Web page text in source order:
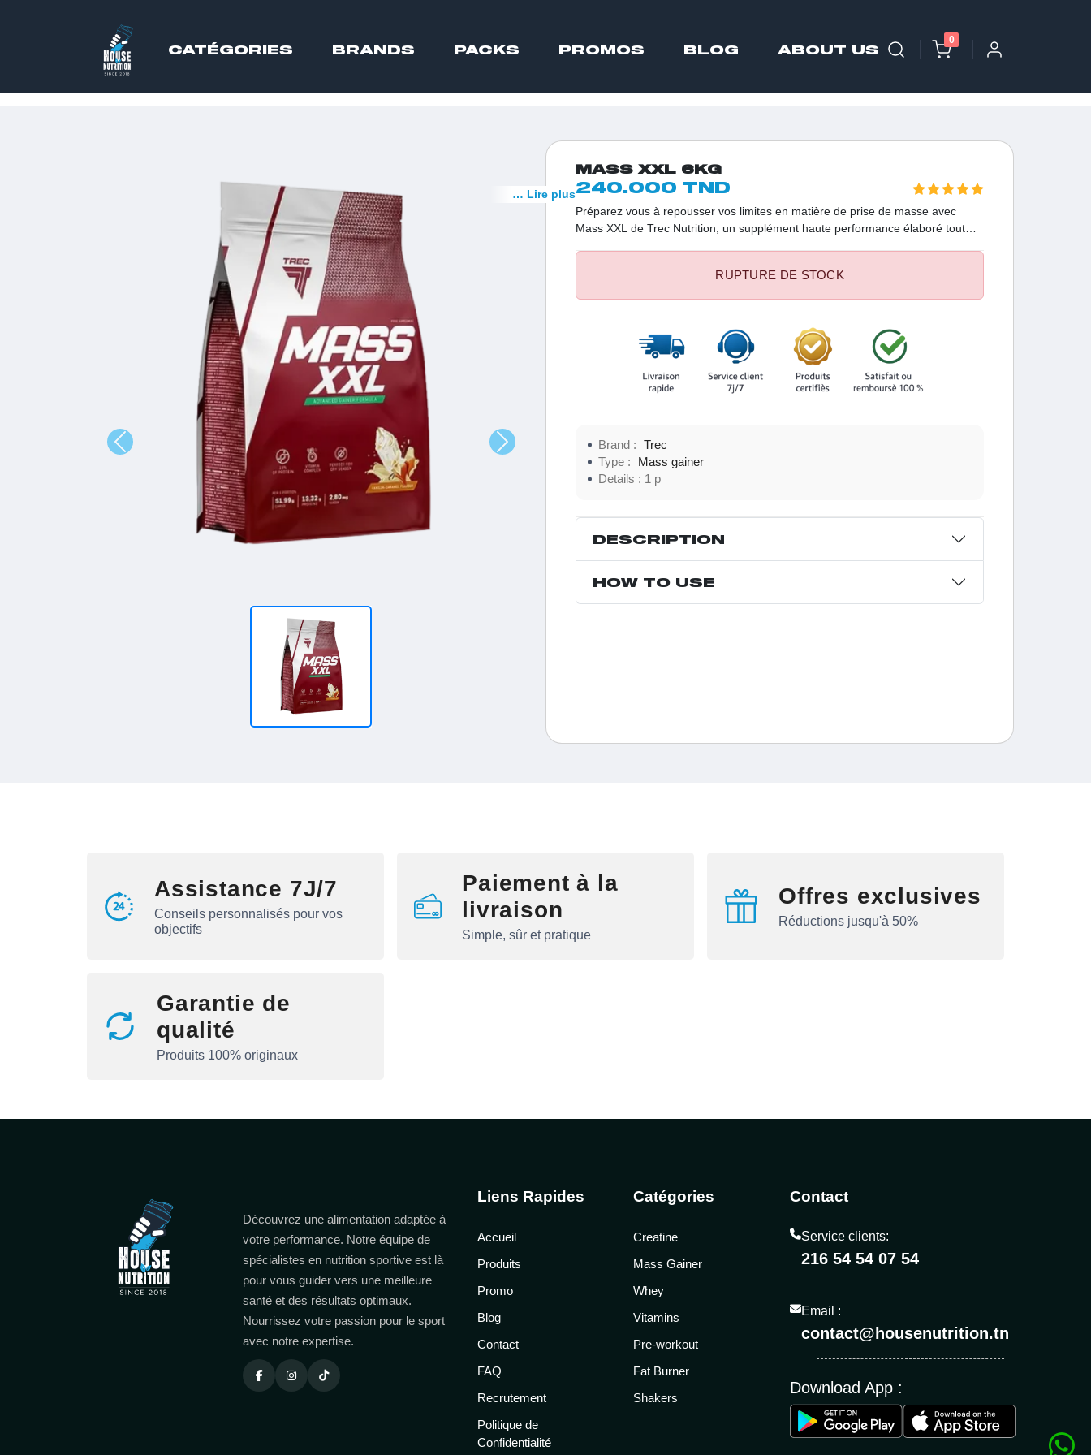
CATÉGORIES BRANDS PACKS PROMOS BLOG ABOUT US
0
MASS XXL 6KG
240.000 TND
Préparez vous à repousser vos limites en matière de prise de masse avec
Mass XXL de Trec Nutrition, un supplément haute performance élaboré tout
… Lire plus
RUPTURE DE STOCK
Brand :
Trec
Type :
Mass gainer
Details :
1 p
DESCRIPTION
HOW TO USE
Assistance 7J/7
Conseils personnalisés pour vos
objectifs
Paiement à la
livraison
Simple, sûr et pratique
Offres exclusives
Réductions jusqu'à 50%
Garantie de
qualité
Produits 100% originaux
Découvrez une alimentation adaptée à
votre performance. Notre équipe de
spécialistes en nutrition sportive est là
pour vous guider vers une meilleure
santé et des résultats optimaux.
Nourrissez votre passion pour le sport
avec notre expertise.
Liens Rapides
Accueil
Produits
Promo
Blog
Contact
FAQ
Recrutement
Politique de
Confidentialité
Catégories
Creatine
Mass Gainer
Whey
Vitamins
Pre-workout
Fat Burner
Shakers
Contact
Service clients:
216 54 54 07 54
Email :
contact@housenutrition.tn
Download App :